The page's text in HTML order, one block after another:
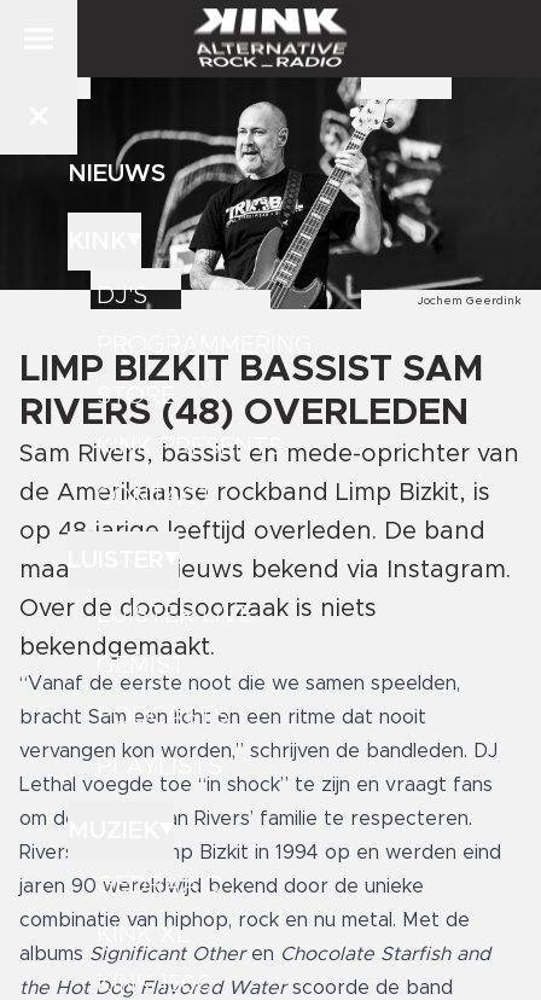
NIEUWS
DJ'S
STORE
KINK PRESENTS
CONTACT
LUISTER LIVE
GEMIST
PODCASTS
GEDRAAID
KINK XL
KINK 1500
Jochem Geerdink
LIMP BIZKIT BASSIST SAM
RIVERS (48) OVERLEDEN
Sam Rivers, bassist en mede-oprichter van
de Amerikaanse rockband Limp Bizkit, is
op 48-jarige leeftijd overleden. De band
maakte het nieuws bekend via Instagram.
Over de doodsoorzaak is niets
bekendgemaakt.
“Vanaf de eerste noot die we samen speelden,
bracht Sam een licht en een ritme dat nooit
vervangen kon worden,” schrijven de bandleden. DJ
Lethal voegde toe “in shock” te zijn en vraagt fans
om de privacy van Rivers’ familie te respecteren.
Rivers richtte Limp Bizkit in 1994 op en werden eind
jaren 90 wereldwijd bekend door de unieke
combinatie van hiphop, rock en nu metal. Met de
albums Significant Otheren Chocolate Starfish and
the Hot Dog Flavored Waterscoorde de band